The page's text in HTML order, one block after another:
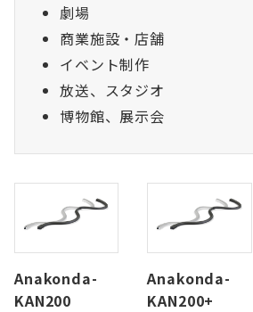
劇場
商業施設・店舗
イベント制作
放送、スタジオ
博物館、展示会
Anakonda-
KAN200
Anakonda-
KAN200+